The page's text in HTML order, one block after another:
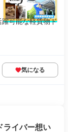
可能な軽貨物ド
気になる
ライバー想い